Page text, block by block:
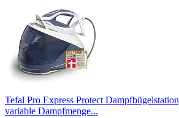
Tefal Pro Express Protect
variable Dampfmenge...